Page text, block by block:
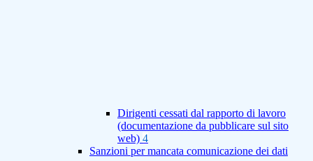
Dirigenti cessati dal rapporto di lavoro
(documentazione da pubblicare sul sito
web) 4
Sanzioni per mancata comunicazione dei dati